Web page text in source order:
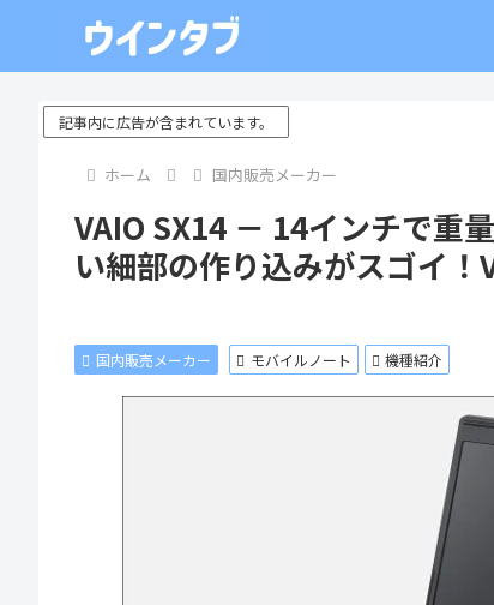
記事内に広告が含まれています。
ホーム 国内販売メーカー
VAIO SX14 － 14インチで重
い細部の作り込みがスゴイ
国内販売メーカー モバイルノート 機種紹介